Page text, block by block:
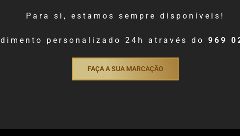
Para si, estamos sempre disponíveis!
personalizado 24h através do 969
FAÇA A SUA MARCAÇÃO